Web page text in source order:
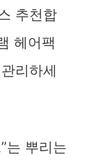
추천합
헤어팩
리하세
는 뿌리는